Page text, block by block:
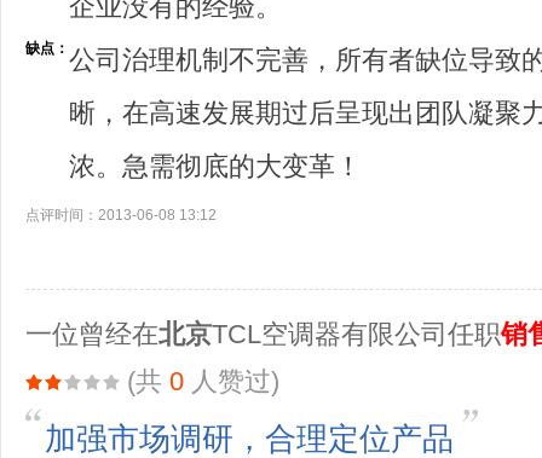
企业没有的经验。
缺点： 公司治理机制不完善，所有者缺位导致
晰，在高速发展期过后呈现出团队凝聚
浓。急需彻底的大变革！
点评时间：2013-06-08 13:12
一位曾经在北京TCL空调器有限公司任职销
(共 0 人赞过)
加强市场调研，合理定位产品